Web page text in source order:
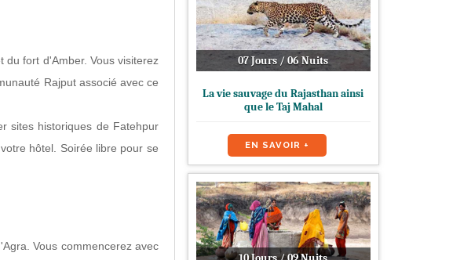
du fort d'Amber. Vous visiterez
Rajput associé avec ce
sites historiques de Fatehpur
hôtel. Soirée libre pour se
Vous commencerez avec
07 Jours / 06 Nuits
La vie sauvage du Rajasthan ainsi
que le Taj Mahal
EN SAVOIR +